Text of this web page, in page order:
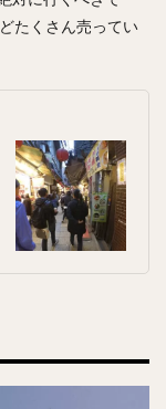
たくさん売ってい